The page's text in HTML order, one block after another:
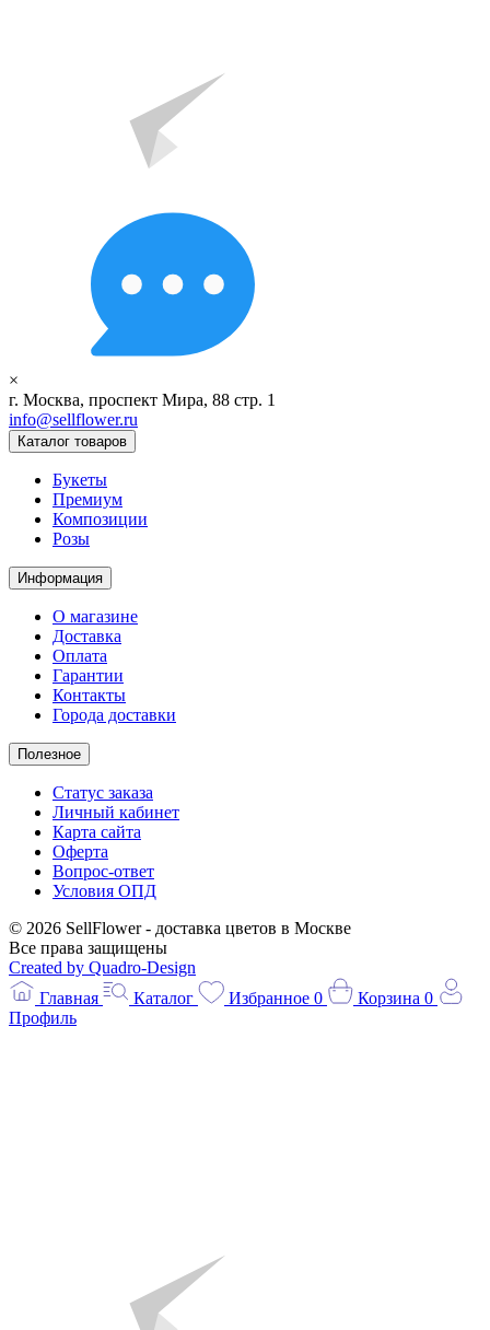
×
г. Москва, проспект Мира, 88 стр. 1
info@sellflower.ru
Каталог товаров
Букеты
Премиум
Композиции
Розы
Информация
О магазине
Доставка
Оплата
Гарантии
Контакты
Города доставки
Полезное
Статус заказа
Личный кабинет
Карта сайта
Оферта
Вопрос-ответ
Условия ОПД
© 2026 SellFlower - доставка цветов в Москве
Все права защищены
Created by Quadro-Design
Главная
Каталог Избранное 0 Корзина 0
Профиль